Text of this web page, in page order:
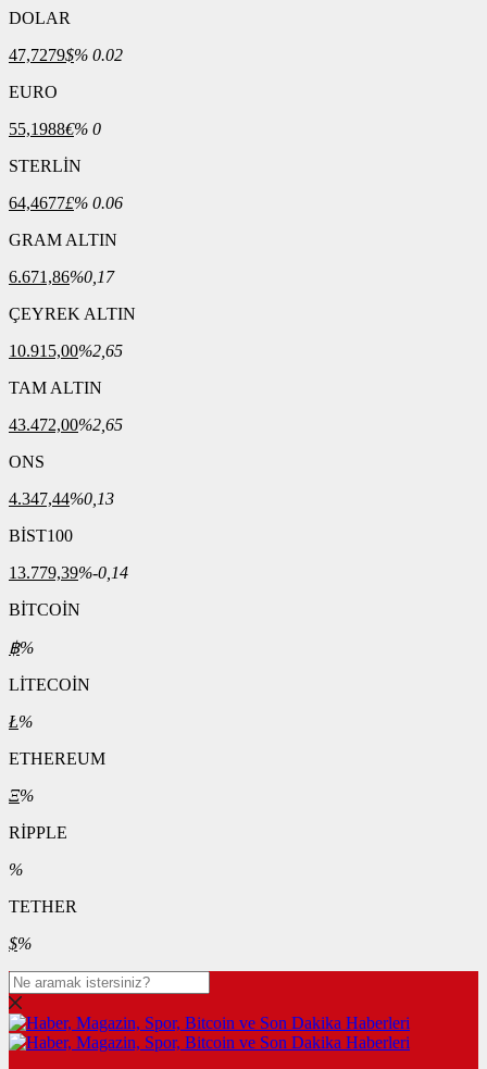
DOLAR
47,7279$% 0.02
EURO
55,1988€% 0
STERLİN
64,4677£% 0.06
GRAM ALTIN
6.671,86%0,17
ÇEYREK ALTIN
10.915,00%2,65
TAM ALTIN
43.472,00%2,65
ONS
4.347,44%0,13
BİST100
13.779,39%-0,14
BİTCOİN
฿%
LİTECOİN
Ł%
ETHEREUM
Ξ%
RİPPLE
%
TETHER
$%